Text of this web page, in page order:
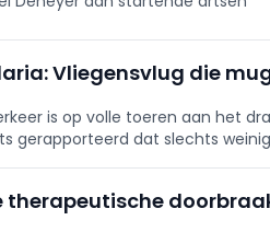
Vliegensvlug die
is op volle toeren aan het
gerapporteerd dat slechts
therapeutische